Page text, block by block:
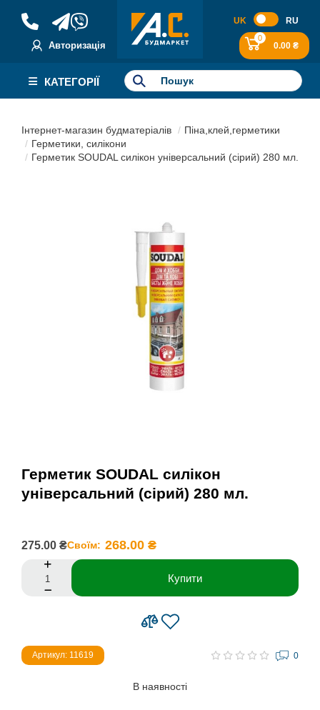
Авторизація
UK RU
0
0.00 ₴
КАТЕГОРІЇ
Інтернет-магазин будматеріалів
Піна,клей,герметики
Герметики, силікони
Герметик SOUDAL силiкон унiверсальний (сiрий) 280 мл.
Герметик SOUDAL силiкон
унiверсальний (сiрий) 280 мл.
275.00 ₴Своїм: 268.00 ₴
Купити
Артикул: 11619 0
В наявності